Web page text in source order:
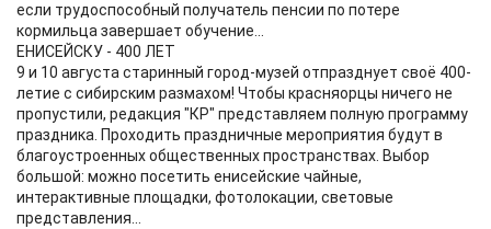
если трудоспособный получатель пенсии по потере
кормильца завершает обучение...
ЕНИСЕЙСКУ - 400 ЛЕТ
9 и 10 августа старинный город-музей отпразднует своё 400-
летие с сибирским размахом! Чтобы красняорцы ничего не
пропустили, редакция "КР" представляем полную программу
праздника. Проходить праздничные мероприятия будут в
благоустроенных общественных пространствах. Выбор
большой: можно посетить енисейские чайные,
интерактивные площадки, фотолокации, световые
представления...